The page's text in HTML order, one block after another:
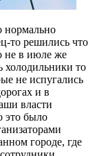
нормально
то решились что
не в июле же
холодильники то
не испугались
и в
власти
это было
городе, где